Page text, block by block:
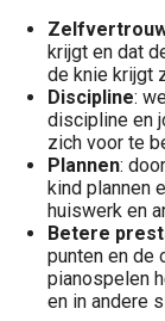
krijgt en dat
de knie krijgt
Discipline:
discipline en
zich voor te
Plannen:
kind plannen
huiswerk en
Betere
punten en de
pianospelen
en in andere